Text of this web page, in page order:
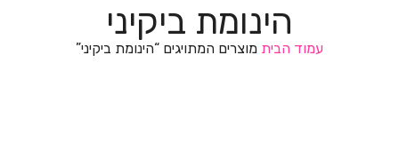
הינומת ביקיני
עמוד הבית מוצרים המתויגים “הינומת ביקיני”